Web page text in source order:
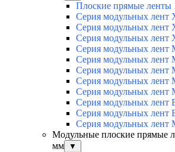
Плоские прямые
Серия модульных лент
Серия модульных лент
Серия модульных лент
Серия модульных лент
Серия модульных лент
Серия модульных лент
Серия модульных
Серия модульных лент
Серия модульных лент
Серия модульных лент
Серия модульных лент
Модульные плоские прямые
мм
▼